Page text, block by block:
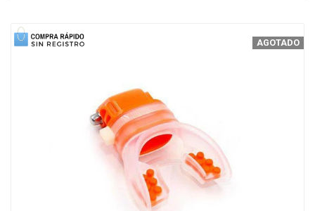
AGOTADO
1 of 3